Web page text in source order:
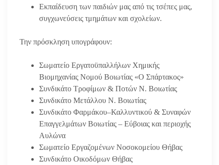
Εκπαίδευση των παιδιών μας από τις τσέπες μας,
συγχωνεύσεις τμημάτων και σχολείων.
Την πρόσκληση υπογράφουν:
Σωματείο Εργατοϋπαλλήλων Χημικής
Βιομηχανίας Νομού Βοιωτίας «Ο Σπάρτακος»
Συνδικάτο Τροφίμων & Ποτών Ν. Βοιωτίας
Συνδικάτο Μετάλλου Ν. Βοιωτίας
Συνδικάτο Φαρμάκου–Καλλυντικού & Συναφών
Επαγγελμάτων Βοιωτίας – Εύβοιας και περιοχής
Αυλώνα
Σωματείο Εργαζομένων Νοσοκομείου Θήβας
Συνδικάτο Οικοδόμων Θήβας